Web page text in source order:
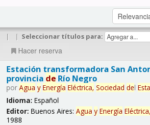
| | Seleccionar títulos para:
Hacer reserva
Estación transformadora San
provincia deRío Negro
por Agua y Energía Eléctrica, Sociedad del
Idioma: Español
Editor: Buenos Aires: Agua y Energía Eléctrica,
1988